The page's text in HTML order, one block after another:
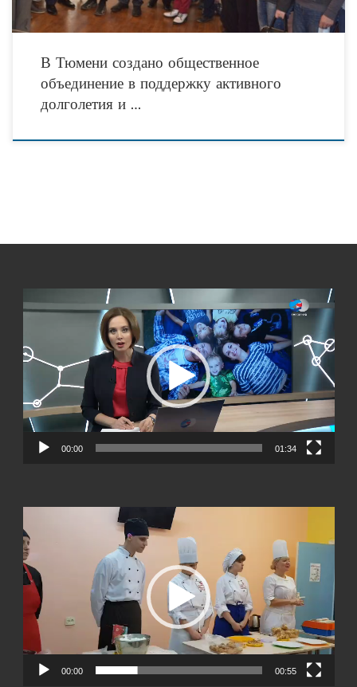
В Тюмени создано общественное
объединение в поддержку активного
долголетия и …
00:00 01:34
00:00 00:55